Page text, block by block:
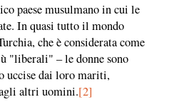
paese musulmano in cui le
In quasi tutto il mondo
che è considerata come
"liberali" – le donne sono
uccise dai loro mariti,
altri uomini.[2]